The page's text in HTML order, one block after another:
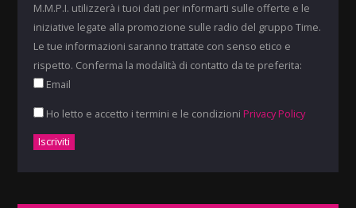
M.M.P.I. utilizzerà i tuoi dati per informarti sulle offerte e le
iniziative legate alla promozione sulle radio del gruppo Time.
Le tue informazioni saranno trattate con senso etico e
rispetto. Conferma la modalità di contatto da te preferita:
Email
Ho letto e accetto i termini e le condizioni Privacy Policy